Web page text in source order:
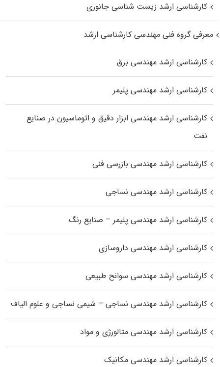
کارشناسی ارشد زیست‌ شناسی جانوری
معرفی گروه فنی مهندسی کارشناسی ارشد
کارشناسی ارشد مهندسی برق
کارشناسی ارشد مهندسی پلیمر
کارشناسی ارشد مهندسی ابزار دقیق و اتوماسیون در صنایع
نفت
کارشناسی ارشد مهندسی بازرسی فنی
کارشناسی ارشد مهندسی نساجی
کارشناسی ارشد مهندسی پلیمر – صنایع رنگ
کارشناسی ارشد مهندسی داروسازی
کارشناسی ارشد مهندسی سوانح طبیعی
کارشناسی ارشد مهندسی نساجی – شیمی نساجی و علوم الیاف
کارشناسی ارشد مهندسی متالورژی و مواد
کارشناسی ارشد مهندسی مکانیک